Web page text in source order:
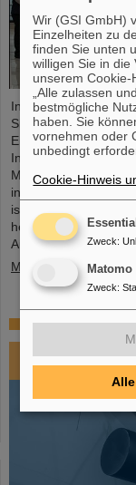
In einer äußerst
Sitzung haben die
Entscheidungen für
Inbetriebnahme der
Meeting fand am 3.
indischen
ist der drittgrößte
herausragend
Auf dem FAIR-
Mehr »
Impressionen
Wir (GSI GmbH)
Einzelheiten zu
finden Sie unten
willigen Sie in die
unserem
„Alle zulassen
bestmögliche
haben. Sie
vornehmen oder
unbedingt
Cookie-Hinweis
Zweck:
Matomo
Zweck: